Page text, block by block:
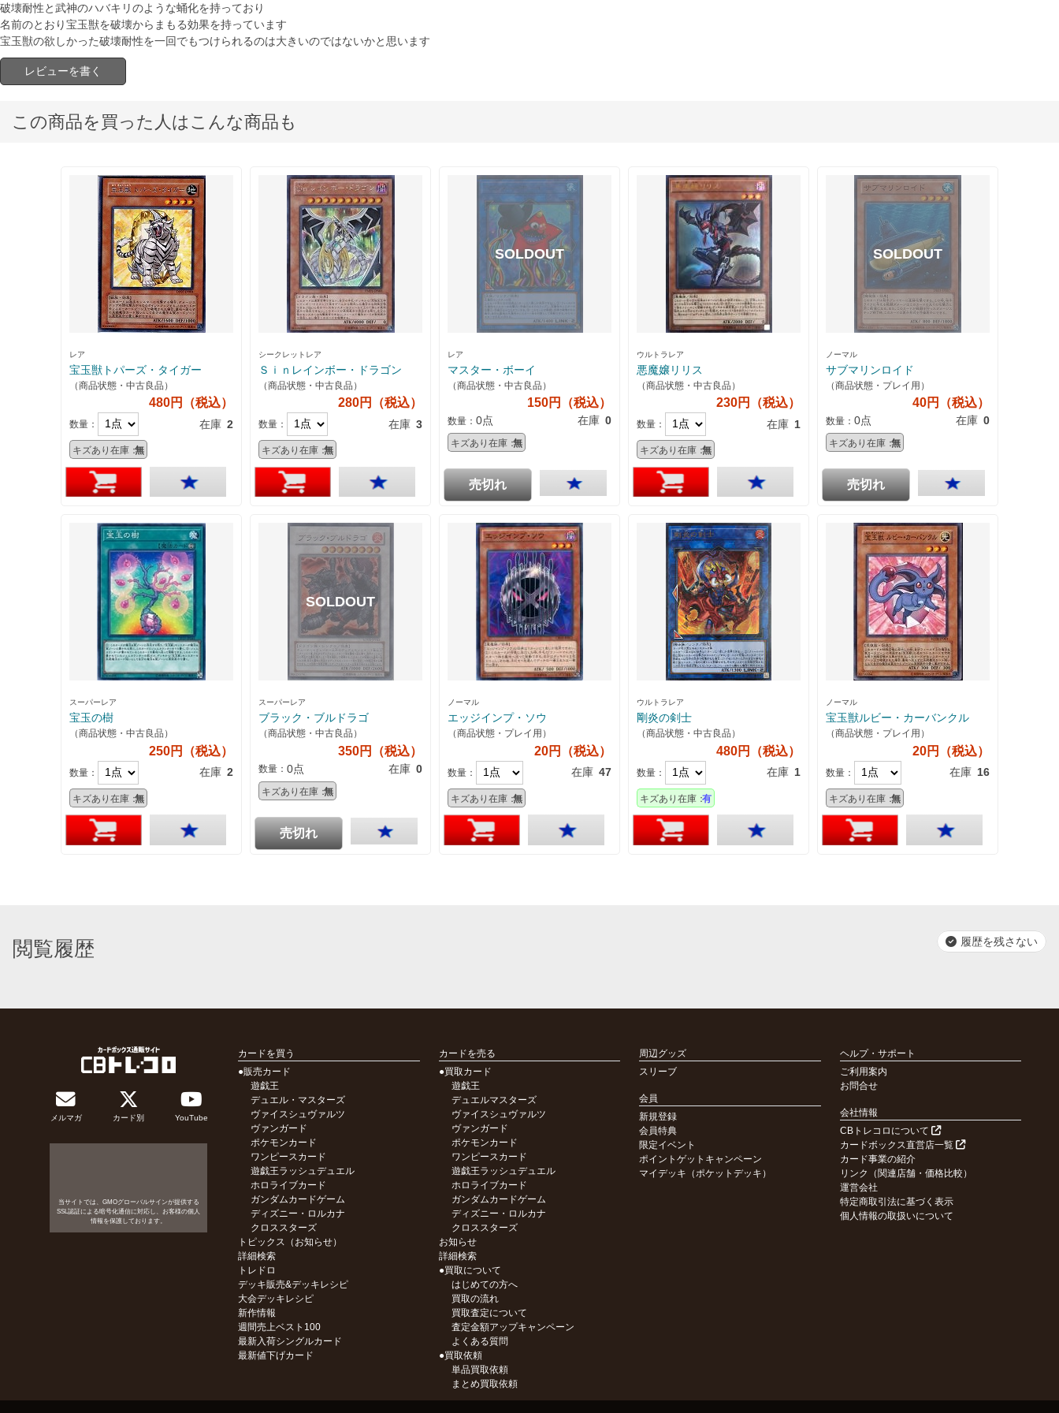
破壊耐性と武神のハバキリのような蛹化を持っており
名前のとおり宝玉獣を破壊からまもる効果を持っています
宝玉獣の欲しかった破壊耐性を一回でもつけられるのは大きいのではないかと思います
レビューを書く
この商品を買った人はこんな商品も
レア
宝玉獣トパーズ・タイガー
（商品状態・中古良品）
480円（税込）
数量： 在庫 2
キズあり在庫：無
シークレットレア
Ｓｉｎレインボー・ドラゴン
（商品状態・中古良品）
280円（税込）
数量： 在庫 3
キズあり在庫：無
レア
マスター・ボーイ
（商品状態・中古良品）
150円（税込）
数量： 0点 在庫 0
キズあり在庫：無
売切れ
ウルトラレア
悪魔嬢リリス
（商品状態・中古良品）
230円（税込）
数量： 在庫 1
キズあり在庫：無
ノーマル
サブマリンロイド
（商品状態・プレイ用）
40円（税込）
数量： 0点 在庫 0
キズあり在庫：無
売切れ
スーパーレア
宝玉の樹
（商品状態・中古良品）
250円（税込）
数量： 在庫 2
キズあり在庫：無
スーパーレア
ブラック・ブルドラゴ
（商品状態・中古良品）
350円（税込）
数量： 0点 在庫 0
キズあり在庫：無
売切れ
ノーマル
エッジインプ・ソウ
（商品状態・プレイ用）
20円（税込）
数量： 在庫 47
キズあり在庫：無
ウルトラレア
剛炎の剣士
（商品状態・中古良品）
480円（税込）
数量： 在庫 1
キズあり在庫：有
ノーマル
宝玉獣ルビー・カーバンクル
（商品状態・プレイ用）
20円（税込）
数量： 在庫 16
キズあり在庫：無
閲覧履歴 履歴を残さない
メルマガ カード別 YouTube
当サイトでは、GMOグローバルサインが提供する
SSL認証による暗号化通信に対応し、お客様の個人
情報を保護しております。
カードを買う
●販売カード
遊戯王
デュエル・マスターズ
ヴァイスシュヴァルツ
ヴァンガード
ポケモンカード
ワンピースカード
遊戯王ラッシュデュエル
ホロライブカード
ガンダムカードゲーム
ディズニー・ロルカナ
クロススターズ
トピックス（お知らせ）
詳細検索
トレドロ
デッキ販売&デッキレシピ
大会デッキレシピ
新作情報
週間売上ベスト100
最新入荷シングルカード
最新値下げカード
カードを売る
●買取カード
遊戯王
デュエルマスターズ
ヴァイスシュヴァルツ
ヴァンガード
ポケモンカード
ワンピースカード
遊戯王ラッシュデュエル
ホロライブカード
ガンダムカードゲーム
ディズニー・ロルカナ
クロススターズ
お知らせ
詳細検索
●買取について
はじめての方へ
買取の流れ
買取査定について
査定金額アップキャンペーン
よくある質問
●買取依頼
単品買取依頼
まとめ買取依頼
周辺グッズ
スリーブ
会員
新規登録
会員特典
限定イベント
ポイントゲットキャンペーン
マイデッキ（ポケットデッキ）
ヘルプ・サポート
ご利用案内
お問合せ
会社情報
CBトレコロについて
カードボックス直営店一覧
カード事業の紹介
リンク（関連店舗・価格比較）
運営会社
特定商取引法に基づく表示
個人情報の取扱いについて